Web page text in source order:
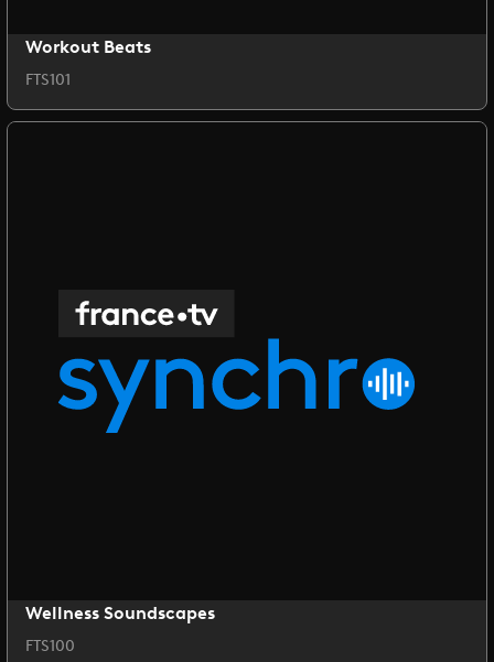
Workout Beats
FTS101
Wellness Soundscapes
FTS100